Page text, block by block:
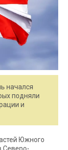
начался
подняли
и
Южного